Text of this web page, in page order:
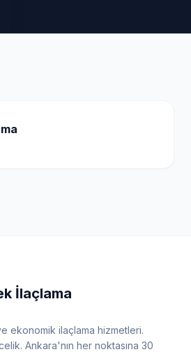
İlaçlama
ekonomik ilaçlama hizmetleri.
Ankara'nın her noktasına 30